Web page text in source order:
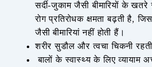
सर्दी-जुकाम जैसी बीमारियों के खतरे
रोग प्रतिरोधक क्षमता बढ़ती है,
जैसी बीमारियां नहीं होती हैं।
शरीर सुडौल और त्वचा चिकनी
बालों के स्वास्थ्य के लिए व्यायाम